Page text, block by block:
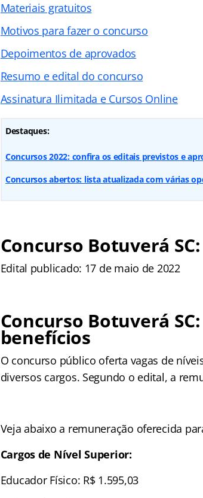
Materiais gratuitos
Motivos para fazer o concurso
Depoimentos de aprovados
Resumo e edital do concurso
Assinatura Ilimitada e Cursos Online
Destaques:
Concursos 2022: confira os editais previstos e
Concursos abertos: lista atualizada com várias
Concurso Botuverá
Edital publicado: 17 de maio de 2022
Concurso Botuverá
benefícios
O concurso público oferta vagas de
diversos cargos. Segundo o edital, a
Veja abaixo a remuneração oferecida
Cargos de Nível Superior:
Educador Físico: R$ 1.595,03